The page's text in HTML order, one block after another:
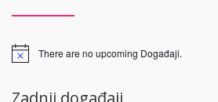
There are no upcoming Događaji.